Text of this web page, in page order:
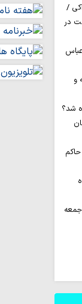
/
در
و